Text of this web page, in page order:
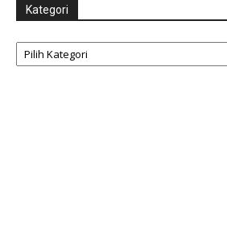
Kategori
Kategori